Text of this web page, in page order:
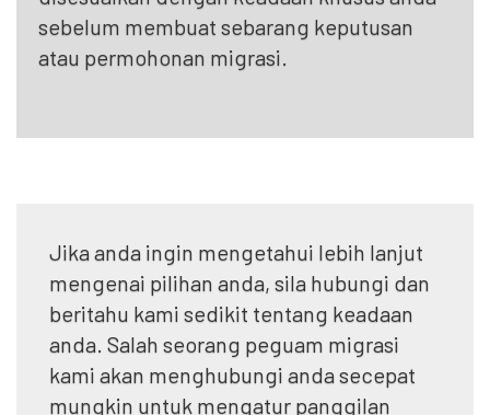
sebelum membuat sebarang keputusan
atau permohonan migrasi.
Jika anda ingin mengetahui lebih lanjut
mengenai pilihan anda, sila hubungi dan
beritahu kami sedikit tentang keadaan
anda. Salah seorang peguam migrasi
kami akan menghubungi anda secepat
mungkin untuk mengatur panggilan